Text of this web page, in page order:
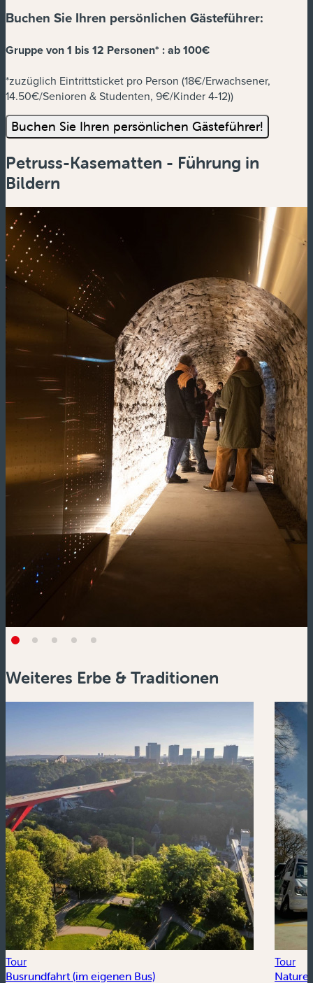
Buchen Sie Ihren persönlichen Gästeführer:
Gruppe von 1 bis 12 Personen* :ab 100€
*zuzüglich Eintrittsticket pro Person (18€/Erwachsener,
14.50€/Senioren & Studenten, 9€/Kinder 4-12))
Buchen Sie Ihren persönlichen Gästeführer!
Petruss-Kasematten - Führung in
Bildern
Weiteres Erbe & Traditionen
Tour
Busrundfahrt (im eigenen Bus)
Tour
Nature